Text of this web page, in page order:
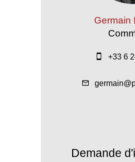
Germain
+33 6
Demande